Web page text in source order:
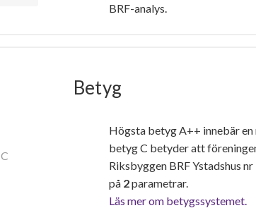
BRF-analys.
Betyg
Högsta betyg A++ innebär
betyg C betyder att
Riksbyggen BRF Ystadshus
på 2parametrar.
Läs mer om betygssystemet.